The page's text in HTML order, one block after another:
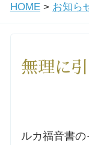
教会学校・中高
HOME> お知ら
無理に
ルカ福音書